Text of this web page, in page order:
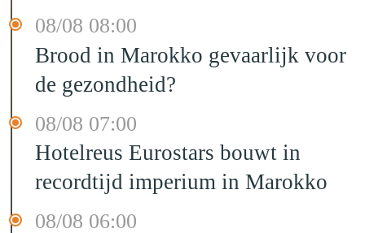
08/08 08:00
Brood in Marokko gevaarlijk voor
de gezondheid?
08/08 07:00
Hotelreus Eurostars bouwt in
recordtijd imperium in Marokko
08/08 06:00